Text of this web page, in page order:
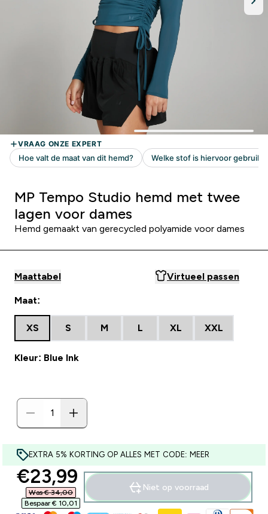
MP Tempo Studio hemd met twee
lagen voor dames
Hemd gemaakt van gerecycled polyamide voor dames
Maattabel Virtueel passen
Maat:
XS S M L XL XXL
Kleur: Blue Ink
EXTRA 5% KORTING OP ALLES MET CODE: MEER
discounted price
€23,99‎
Was € 34,00‎
Bespaar € 10,01‎
Niet op voorraad